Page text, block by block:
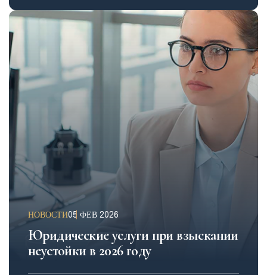
НОВОСТИ05 ФЕВ 2026
Юридические услуги при взыскании
неустойки в 2026 году